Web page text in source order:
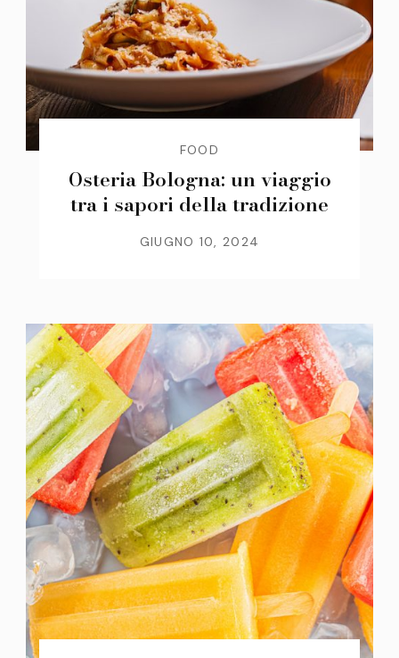
FOOD
Osteria Bologna: un viaggio
tra i sapori della tradizione
GIUGNO 10, 2024